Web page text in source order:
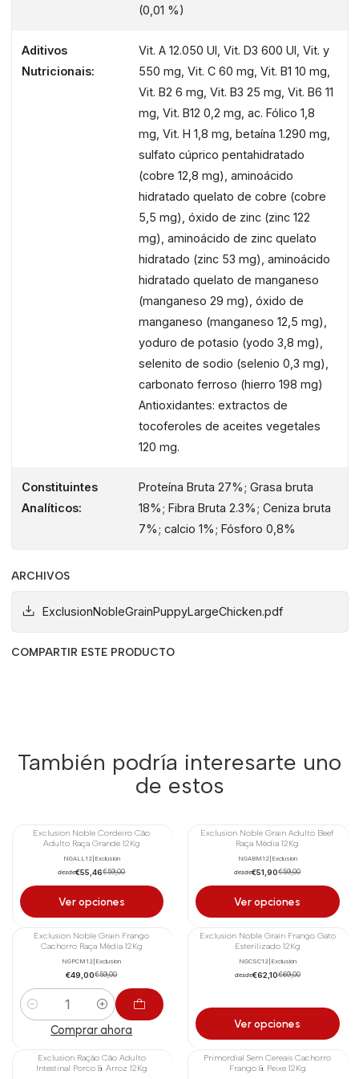
SÚPER COMIDA MEDITERRÁNEA
Cáñamo, aceite de oliva, tomate,
granada, brócoli y achicoria ricos en
antioxidantes que neutralizan los
radicales libres y ayudan a proteger
SALUD DE LAS ARTICULACIONES
La glucosamina y el sulfato de
condroitina ayudan a promover el
desarrollo y mantenimiento de
articulaciones saludables
PIEL Y CABELLO BRILLANTES
El aceite de camelina ayuda a mejorar
la salud de la piel y el brillo del pelaje.
SIN GRASA DE POLLO AÑADIDA
Sin grasa de pollo añadida
(0,01 %)
Aditivos
Nutricionais:
Vit. A 12.050 UI, Vit. D3 600 UI, Vit. y
550 mg, Vit. C 60 mg, Vit. B1 10 mg,
Vit. B2 6 mg, Vit. B3 25 mg, Vit. B6 11
mg, Vit. B12 0,2 ​​mg, ac. Fólico 1,8
mg, Vit. H 1,8 mg, betaína 1.290 mg,
sulfato cúprico pentahidratado
(cobre 12,8 mg), aminoácido
hidratado quelato de cobre (cobre
5,5 mg), óxido de zinc (zinc 122
mg), aminoácido de zinc quelato
hidratado (zinc 53 mg), aminoácido
hidratado quelato de manganeso
(manganeso 29 mg), óxido de
manganeso (manganeso 12,5 mg),
yoduro de potasio (yodo 3,8 mg),
selenito de sodio (selenio 0,3 mg),
carbonato ferroso (hierro 198 mg)
Antioxidantes: extractos de
tocoferoles de aceites vegetales
120 mg.
Constituintes
Analíticos:
Proteína Bruta 27%; Grasa bruta
18%; Fibra Bruta 2.3%; Ceniza bruta
7%; calcio 1%; Fósforo 0,8%
ARCHIVOS
ExclusionNobleGrainPuppyLargeChicken.pdf
COMPARTIR ESTE PRODUCTO
También podría interesarte uno
de estos
-6%
Exclusion Noble Cordeiro Cão
Adulto Raça Grande 12Kg
NGALL12| Exclusion
desde€55,46€59,00
Ver opciones
Exclusion Noble Grain Adulto Beef
Raça Média 12Kg
NGABM12| Exclusion
desde€51,90€59,00
Ver opciones
-17%
Exclusion Noble Grain Frango
Cachorro Raça Média 12Kg
NGPCM12 Exclusion
€49,00€59,00
Cantidad
Comprar ahora
Exclusion Noble Grain Frango Gato
Esterilizado 12Kg
NGCSC12| Exclusion
desde€62,10€69,00
Ver opciones
-13%
Exclusion Ração Cão Adulto
Intestinal Porco & Arroz 12Kg
Primordial Sem Cereais Cachorro
Frango & Peixe 12Kg